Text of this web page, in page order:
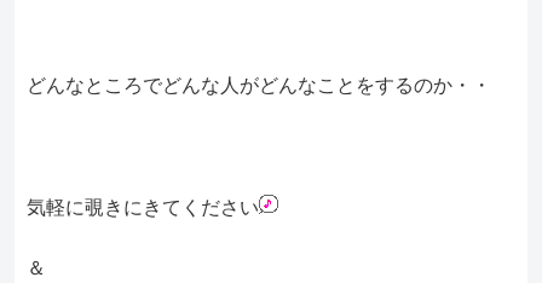
どんなところでどんな人がどんなことをするのか・・
気軽に覗きにきてください
＆